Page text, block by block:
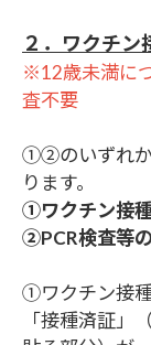
２．ワクチン
※12歳未満に
査不要
①②のいずれか
ります。
①ワクチン接
②PCR検査等
①ワクチン接
「接種済証」